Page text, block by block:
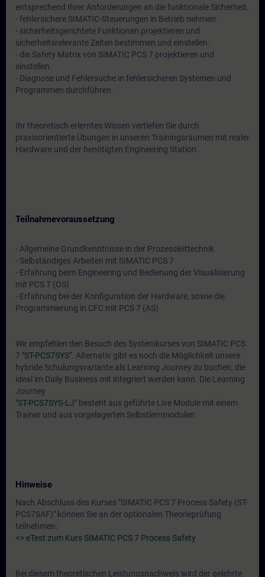
entsprechend Ihrer Anforderungen an die funktionale Sicherheit.
- fehlersichere SIMATIC-Steuerungen in Betrieb nehmen.
- sicherheitsgerichtete Funktionen projektieren und
sicherheitsrelevante Zeiten bestimmen und einstellen.
- die Safety Matrix von SIMATIC PCS 7 projektieren und
einstellen.
- Diagnose und Fehlersuche in fehlersicheren Systemen und
Programmen durchführen.
Ihr theoretisch erlerntes Wissen vertiefen Sie durch
praxisorientierte Übungen in unseren Trainingsräumen mit realer
Hardware und der benötigten Engineering Station.
Teilnahmevoraussetzung
- Allgemeine Grundkenntnisse in der Prozessleittechnik
- Selbständiges Arbeiten mit SIMATIC PCS 7
- Erfahrung beim Engineering und Bedienung der Visualisierung
mit PCS 7 (OS)
- Erfahrung bei der Konfiguration der Hardware, sowie die
Programmierung in CFC mit PCS 7 (AS)
Wir empfehlen den Besuch des Systemkurses von SIMATIC PCS
7 "ST-PCS7SYS" . Alternativ gibt es noch die Möglichkeit unsere
hybride Schulungsvariante als Learning Journey zu buchen, die
ideal im Daily Business mit integriert werden kann. Die Learning
Journey
"ST-PCS7SYS-LJ" besteht aus geführte Live Module mit einem
Trainer und aus vorgelagerten Selbstlernmodulen.
Hinweise
Nach Abschluss des Kurses "SIMATIC PCS 7 Process Safety (ST-
PCS7SAF)" können Sie an der optionalen Theorieprüfung
teilnehmen:
=> eTest zum Kurs SIMATIC PCS 7 Process Safety
Bei diesem theoretischen Leistungsnachweis wird der gelehrte